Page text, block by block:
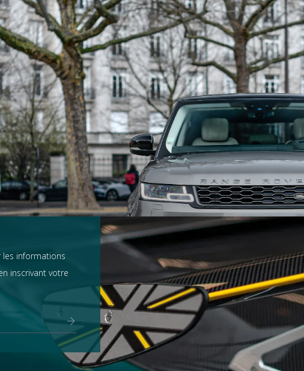
Range Rover
tout voir
voyage à travers les marques et
certains, c’est un rêve façonné en acier, en cuir, et en amour. Chez
On a donc décidé de vous bichonner, et de vous concocter une
qui ont marqué l’histoire et créé des véhicules au destin
souvent légendaire.
d’exception qui ont jalonné son histoire. De la Belle Époque aux
créant des modèles emblématiques qui font rêver les amateurs
grandes marques et modèles d'exception, pour un voyage entre
En voiture, bouclez vos ceintures, c’est parti !
informations
inscrivant votre